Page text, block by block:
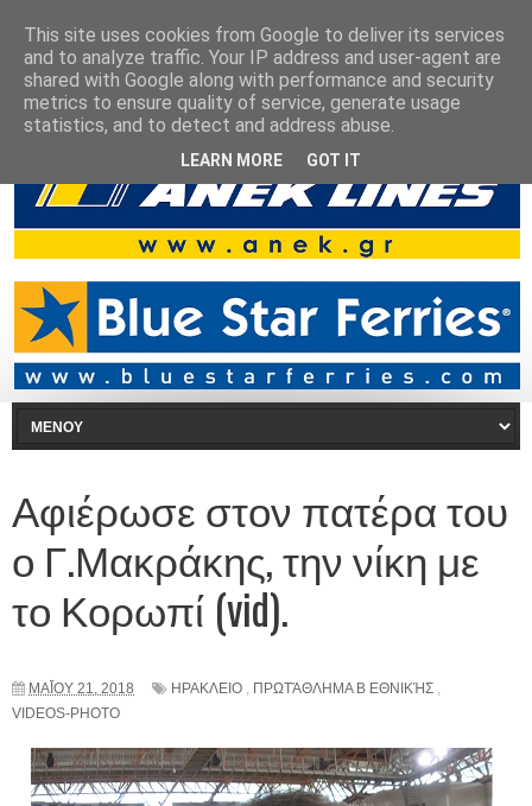
Αφιέρωσε στον πατέρα του
ο Γ.Μακράκης, την νίκη με
το Κορωπί (vid).
ΜΑΪ́ΟΥ 21, 2018 ΗΡΑΚΛΕΙΟ , ΠΡΩΤΆΘΛΗΜΑ Β ΕΘΝΙΚΉΣ ,
VIDEOS-PHOTO
This site uses cookies from Google to deliver its services
and to analyze traffic. Your IP address and user-agent are
shared with Google along with performance and security
metrics to ensure quality of service, generate usage
statistics, and to detect and address abuse.
LEARN MORE GOT IT